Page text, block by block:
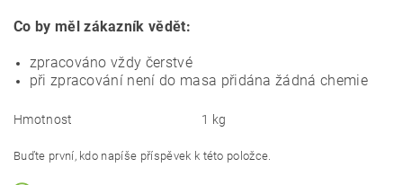
Co by měl zákazník vědět:
zpracováno vždy čerstvé
při zpracování není do masa přidána žádná chemie
Hmotnost 1 kg
Buďte první, kdo napíše příspěvek k této položce.